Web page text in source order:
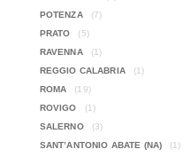
POTENZA
(7)
PRATO
(5)
RAVENNA
(1)
REGGIO CALABRIA
(1)
ROMA
(19)
ROVIGO
(1)
SALERNO
(3)
SANT’ANTONIO ABATE (NA)
(1)